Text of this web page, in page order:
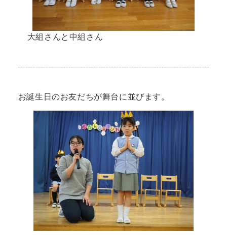
大組さんと中組さん
お誕生日のお友だちが舞台に並びます。